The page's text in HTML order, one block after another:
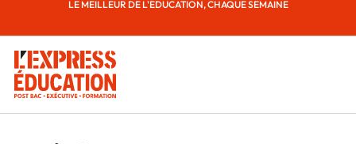
LE MEILLEUR DE L'ÉDUCATION, CHAQUE SEMAINE